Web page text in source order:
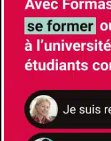
Lieu de
337 Chemin
84140
Avignon
VERNAY Sonia